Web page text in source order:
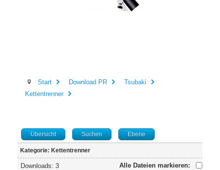
Start Download PR
Tsubaki
Kettentrenner
Übersicht Suchen Ebene
Kategorie: Kettentrenner
Alle Dateien markieren:
Downloads: 3